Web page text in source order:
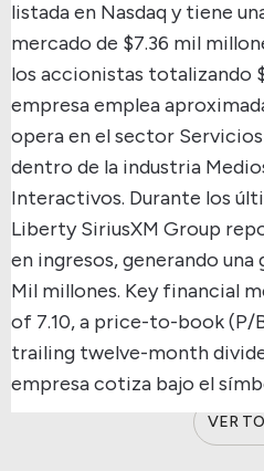
listada en Nasdaq y tiene
mercado de $7.36 mil
los accionistas totalizando
empresa emplea
opera en el sector
dentro de la industria
Interactivos. Durante los
Liberty SiriusXM Group
en ingresos, generando una
Mil millones. Key financial
of 7.10, a price-to-book (P/
trailing twelve-month
empresa cotiza bajo el
VER